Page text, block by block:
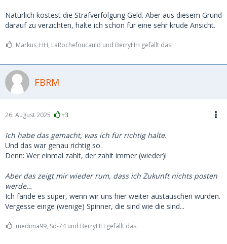
Natürlich kostest die Strafverfolgung Geld. Aber aus diesem Grund
darauf zu verzichten, halte ich schon für eine sehr krude Ansicht.
Markus_HH, LaRochefoucauld und BerryHH gefällt das.
FBRM
26. August 2025 +3
Ich habe das gemacht, was ich für richtig halte.
Und das war genau richtig so.
Denn: Wer einmal zahlt, der zahlt immer (wieder)!
Aber das zeigt mir wieder rum, dass ich Zukunft nichts posten
werde…
Ich fände es super, wenn wir uns hier weiter austauschen würden.
Vergesse einge (wenige) Spinner, die sind wie die sind...
medima99, Sd-74 und BerryHH gefällt das.